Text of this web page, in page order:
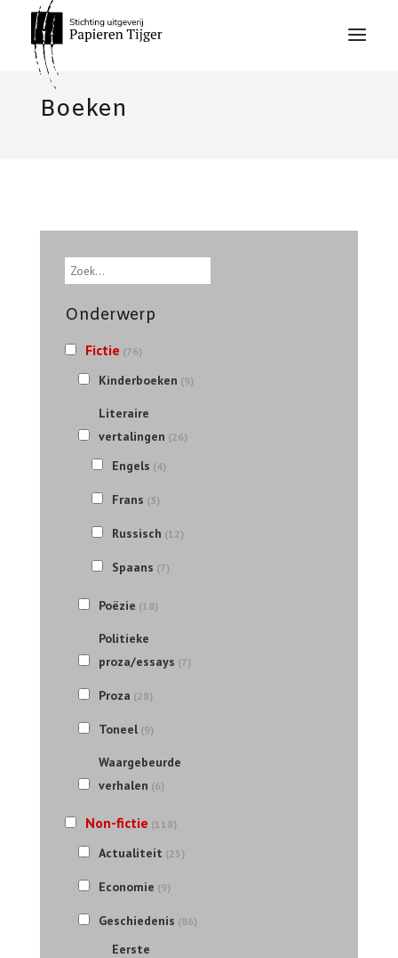
Boeken
Zoek
Onderwerp
Fictie (76)
Kinderboeken (9)
Literaire
vertalingen (26)
Engels (4)
Frans (3)
Russisch (12)
Spaans (7)
Poëzie (18)
Politieke
proza/essays (7)
Proza (28)
Toneel (9)
Waargebeurde
verhalen (6)
Non-fictie (118)
Actualiteit (25)
Economie (9)
Geschiedenis (86)
Eerste